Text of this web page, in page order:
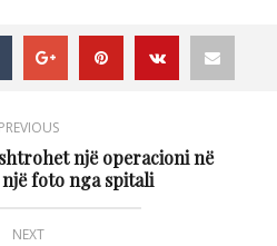
PREVIOUS
një operacioni në
foto nga spitali
NEXT